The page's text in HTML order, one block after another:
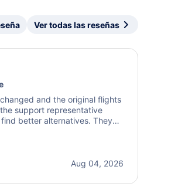
Ver todas las reseñas
and the original flights
support representative
better alternatives. They
issue. I'm grateful for the
Aug 04, 2026